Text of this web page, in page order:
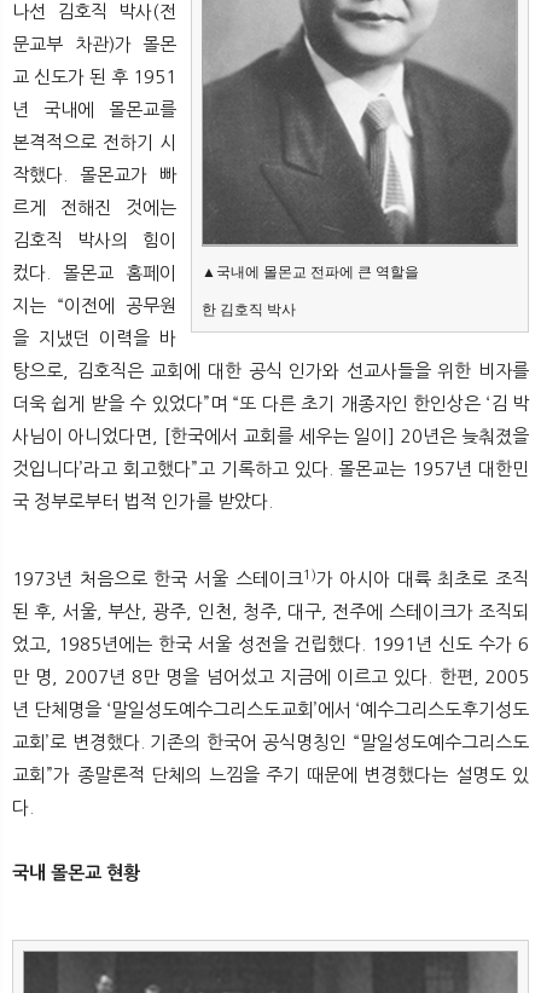
▲국내에 몰몬교 전파에 큰 역할을
한 김호직 박사
나선 김호직 박사(전
문교부 차관)가 몰몬
교 신도가 된 후 1951
년 국내에 몰몬교를
본격적으로 전하기 시
작했다. 몰몬교가 빠
르게 전해진 것에는
김호직 박사의 힘이
컸다. 몰몬교 홈페이
지는 “이전에 공무원
을 지냈던 이력을 바
탕으로, 김호직은 교회에 대한 공식 인가와 선교사들을 위한 비자를
더욱 쉽게 받을 수 있었다”며 “또 다른 초기 개종자인 한인상은 ‘김 박
사님이 아니었다면, [한국에서 교회를 세우는 일이] 20년은 늦춰졌을
것입니다’라고 회고했다”고 기록하고 있다. 몰몬교는 1957년 대한민
국 정부로부터 법적 인가를 받았다.
1973년 처음으로 한국 서울 스테이크1)가 아시아 대륙 최초로 조직
된 후, 서울, 부산, 광주, 인천, 청주, 대구, 전주에 스테이크가 조직되
었고, 1985년에는 한국 서울 성전을 건립했다. 1991년 신도 수가 6
만 명, 2007년 8만 명을 넘어섰고 지금에 이르고 있다. 한편, 2005
년 단체명을 ‘말일성도예수그리스도교회’에서 ‘예수그리스도후기성도
교회’로 변경했다. 기존의 한국어 공식명칭인 “말일성도예수그리스도
교회”가 종말론적 단체의 느낌을 주기 때문에 변경했다는 설명도 있
다.
국내 몰몬교 현황